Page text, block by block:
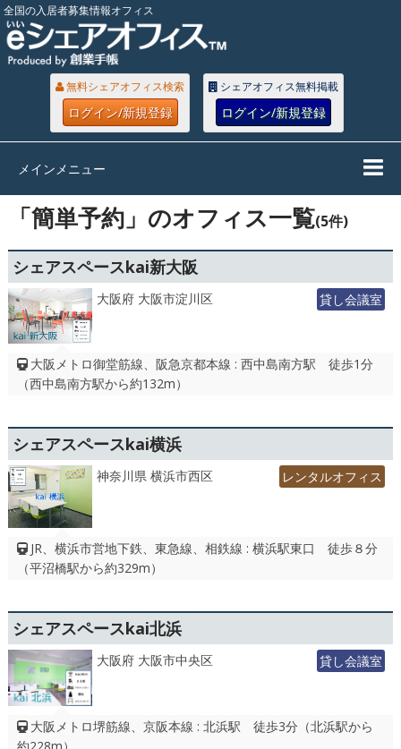
全国の入居者募集情報オフィス
無料シェアオフィス検索
ログイン/新規登録
シェアオフィス無料掲載
ログイン/新規登録
メインメニュー
「簡単予約」のオフィス一覧(5件)
シェアスペースkai新大阪
大阪府 大阪市淀川区 貸し会議室
大阪メトロ御堂筋線、阪急京都本線 : 西中島南方駅 徒歩1分
（西中島南方駅から約132m）
シェアスペースkai横浜
神奈川県 横浜市西区 レンタルオフィス
JR、横浜市営地下鉄、東急線、相鉄線 : 横浜駅東口 徒歩８分
（平沼橋駅から約329m）
シェアスペースkai北浜
大阪府 大阪市中央区 貸し会議室
大阪メトロ堺筋線、京阪本線 : 北浜駅 徒歩3分（北浜駅から
約228m）